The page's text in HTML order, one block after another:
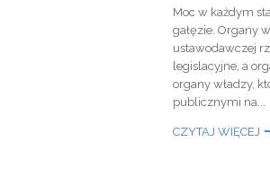
Moc w każdym
gałęzie. Organy
ustawodawczej
legislacyjne, a
organy władzy,
publicznymi na...
CZYTAJ WIĘCEJ